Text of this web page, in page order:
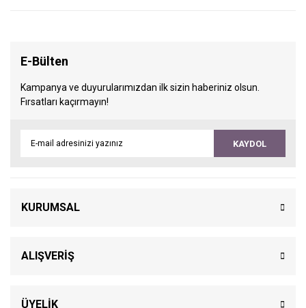
E-Bülten
Kampanya ve duyurularımızdan ilk sizin haberiniz olsun.
Fırsatları kaçırmayın!
KAYDOL
KURUMSAL
ALIŞVERİŞ
ÜYELİK